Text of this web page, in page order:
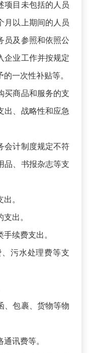
目未包括的人员
月以上期间的人员
员及参照和依照公
企业工作并按规定
一次性补贴等。
商品和服务的支
出、战略性和应急
计制度规定不符
品、书报杂志等支
。
出。
续费支出。
污水处理费等支
包裹、货物等物
讯费等。